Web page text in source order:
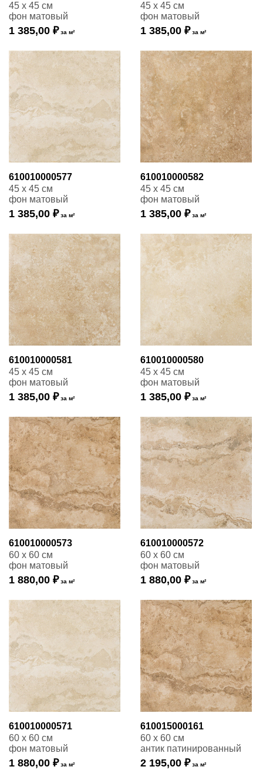
45 x 45 см
фон матовый
1 385,00 ₽ за м²
45 x 45 см
фон матовый
1 385,00 ₽ за м²
610010000577
45 x 45 см
фон матовый
1 385,00 ₽ за м²
610010000582
45 x 45 см
фон матовый
1 385,00 ₽ за м²
610010000581
45 x 45 см
фон матовый
1 385,00 ₽ за м²
610010000580
45 x 45 см
фон матовый
1 385,00 ₽ за м²
610010000573
60 x 60 см
фон матовый
1 880,00 ₽ за м²
610010000572
60 x 60 см
фон матовый
1 880,00 ₽ за м²
610010000571
60 x 60 см
фон матовый
1 880,00 ₽ за м²
610015000161
60 x 60 см
антик патинированный
2 195,00 ₽ за м²